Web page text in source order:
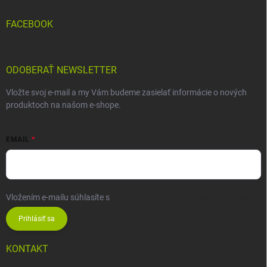
FACEBOOK
ODOBERAŤ NEWSLETTER
Vložte svoj e-mail a my Vám budeme zasielať informácie o nových
produktoch na našom e-shope.
EMAIL
Vložením e-mailu súhlasíte s
Prihlásiť sa
KONTAKT